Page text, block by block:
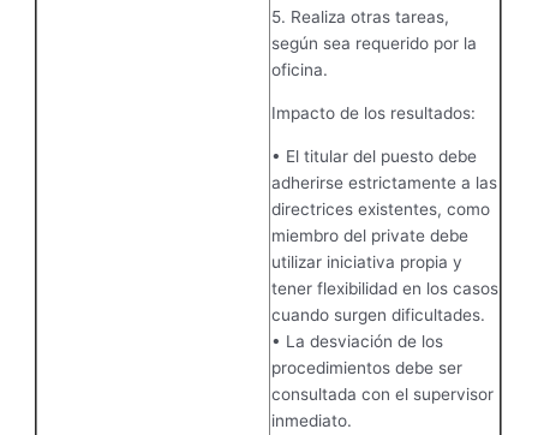
5. Realiza otras tareas,
según sea requerido por la
oficina.
Impacto de los resultados:
• El titular del puesto debe
adherirse estrictamente a las
directrices existentes, como
miembro del private debe
utilizar iniciativa propia y
tener flexibilidad en los casos
cuando surgen dificultades.
• La desviación de los
procedimientos debe ser
consultada con el supervisor
inmediato.